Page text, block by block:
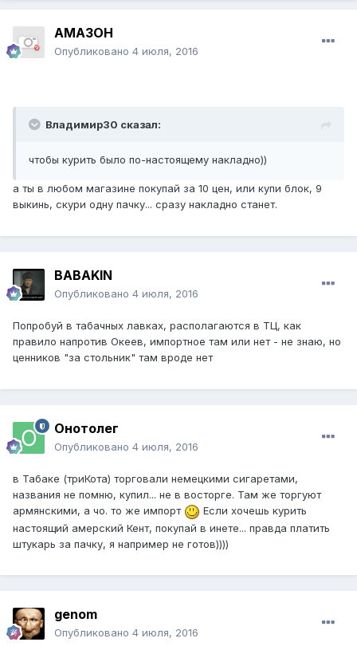
AMA3OH
Опубликовано 4 июля, 2016
Владимир30 сказал:
чтобы курить было по-настоящему накладно))
а ты в любом магазине покупай за 10 цен, или купи блок, 9
выкинь, скури одну пачку... сразу накладно станет.
BABAKIN
Опубликовано 4 июля, 2016
Попробуй в табачных лавках, располагаются в ТЦ, как
правило напротив Океев, импортное там или нет - не знаю, но
ценников "за стольник" там вроде нет
Онотолег
Опубликовано 4 июля, 2016
в Табаке (триКота) торговали немецкими сигаретами,
названия не помню, купил... не в восторге. Там же торгуют
армянскими, а чо. то же импорт
Если хочешь курить
настоящий амерский Кент, покупай в инете... правда платить
штукарь за пачку, я например не готов))))
genom
Опубликовано 4 июля, 2016